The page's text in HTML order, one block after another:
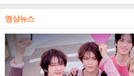
영상뉴스